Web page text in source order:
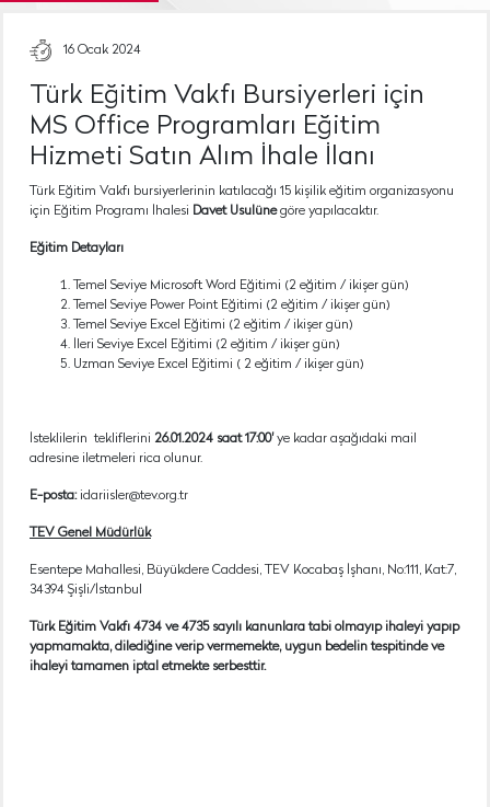
16 Ocak 2024
Türk Eğitim Vakfı Bursiyerleri için
MS Office Programları Eğitim
Hizmeti Satın Alım İhale İlanı
Türk Eğitim Vakfı bursiyerlerinin katılacağı 15 kişilik eğitim organizasyonu
için Eğitim Programı İhalesi Davet Usulünegöre yapılacaktır.
Eğitim Detayları
Temel Seviye Microsoft Word Eğitimi (2 eğitim / ikişer gün)
Temel Seviye Power Point Eğitimi (2 eğitim / ikişer gün)
Temel Seviye Excel Eğitimi (2 eğitim / ikişer gün)
İleri Seviye Excel Eğitimi (2 eğitim / ikişer gün)
Uzman Seviye Excel Eğitimi ( 2 eğitim / ikişer gün)
İsteklilerin tekliflerini 26.01.2024 saat 17:00' ye kadar aşağıdaki mail
adresine iletmeleri rica olunur.
E-posta:idariisler@tev.org.tr
TEV Genel Müdürlük
Esentepe Mahallesi, Büyükdere Caddesi, TEV Kocabaş İşhanı, No:111, Kat:7,
34394 Şişli/İstanbul
Türk Eğitim Vakfı 4734 ve 4735 sayılı kanunlara tabi olmayıp ihaleyi yapıp
yapmamakta, dilediğine verip vermemekte, uygun bedelin tespitinde ve
ihaleyi tamamen iptal etmekte serbesttir.